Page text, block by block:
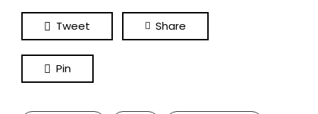
Tweet Share
Pin